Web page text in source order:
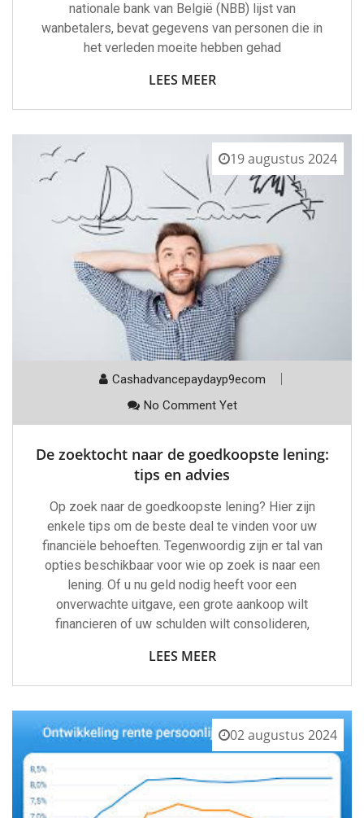
nationale bank van België (NBB) lijst van
wanbetalers, bevat gegevens van personen die in
het verleden moeite hebben gehad
LEES MEER
19 augustus 2024
Cashadvancepaydayp9ecom
No Comment Yet
De zoektocht naar de goedkoopste lening:
tips en advies
Op zoek naar de goedkoopste lening? Hier zijn
enkele tips om de beste deal te vinden voor uw
financiële behoeften. Tegenwoordig zijn er tal van
opties beschikbaar voor wie op zoek is naar een
lening. Of u nu geld nodig heeft voor een
onverwachte uitgave, een grote aankoop wilt
financieren of uw schulden wilt consolideren,
LEES MEER
02 augustus 2024